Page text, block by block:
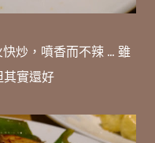
炒，噴香而不辣 ... 雖
其實還好